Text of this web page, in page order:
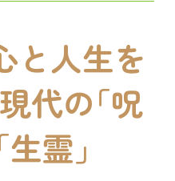
イ
と人生を
代の｢呪
霊｣